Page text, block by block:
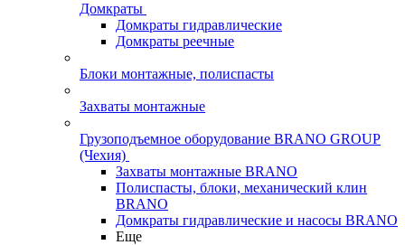
Домкраты
Домкраты гидравлические
Домкраты реечные
Блоки монтажные, полиспасты
Захваты монтажные
Грузоподъемное оборудование BRANO GROUP
(Чехия)
Захваты монтажные BRANO
Полиспасты, блоки, механический клин
BRANO
Домкраты гидравлические и насосы BRANO
Еще